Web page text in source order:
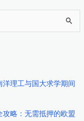
理工与国大求学期间
略：无需抵押的欧盟